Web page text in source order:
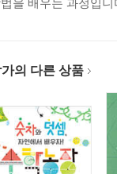
을 배우는 과정입
의 다른 상품